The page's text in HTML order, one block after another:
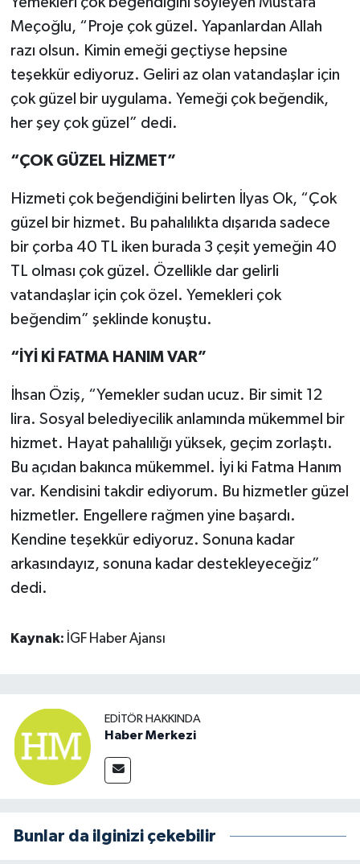
Meçoğlu, “Proje çok güzel. Yapanlardan Allah
razı olsun. Kimin emeği geçtiyse hepsine
teşekkür ediyoruz. Geliri az olan vatandaşlar için
çok güzel bir uygulama. Yemeği çok beğendik,
her şey çok güzel” dedi.
“ÇOK GÜZEL HİZMET”
Hizmeti çok beğendiğini belirten İlyas Ok, “Çok
güzel bir hizmet. Bu pahalılıkta dışarıda sadece
bir çorba 40 TL iken burada 3 çeşit yemeğin 40
TL olması çok güzel. Özellikle dar gelirli
vatandaşlar için çok özel. Yemekleri çok
beğendim” şeklinde konuştu.
“İYİ Kİ FATMA HANIM VAR”
İhsan Öziş, “Yemekler sudan ucuz. Bir simit 12
lira. Sosyal belediyecilik anlamında mükemmel bir
hizmet. Hayat pahalılığı yüksek, geçim zorlaştı.
Bu açıdan bakınca mükemmel. İyi ki Fatma Hanım
var. Kendisini takdir ediyorum. Bu hizmetler güzel
hizmetler. Engellere rağmen yine başardı.
Kendine teşekkür ediyoruz. Sonuna kadar
arkasındayız, sonuna kadar destekleyeceğiz”
dedi.
Kaynak: İGF Haber Ajansı
EDITÖR HAKKINDA
Haber Merkezi
Bunlar da ilginizi çekebilir